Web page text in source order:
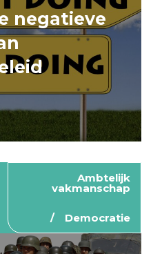
negatieve
Ambtelijk
vakmanschap
Democratie